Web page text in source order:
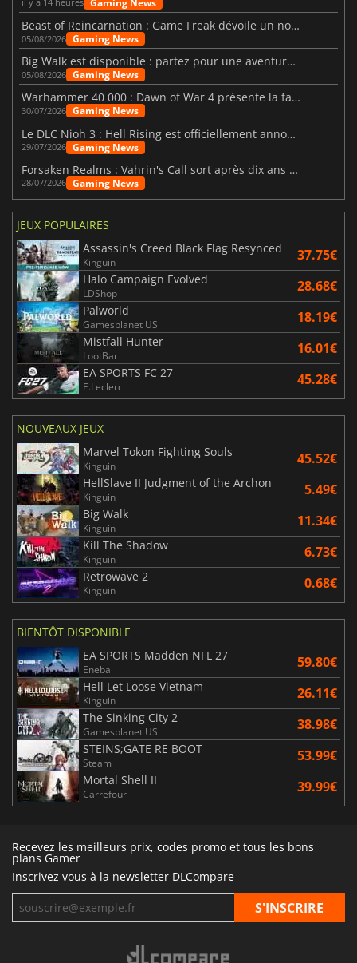
Beast of Reincarnation : Game Freak dévoile un nouveau pari
05/08/2026 Gaming News
Big Walk est disponible : partez pour une aventure entre amis
05/08/2026 Gaming News
Warhammer 40 000 : Dawn of War 4 présente la faction des Nécrons
30/07/2026 Gaming News
Le DLC Nioh 3 : Hell Rising est officiellement annoncé
29/07/2026 Gaming News
Forsaken Realms : Vahrin's Call sort après dix ans de développement
28/07/2026 Gaming News
JEUX POPULAIRES
Assassin's Creed Black Flag Resynced
Kinguin 37.75€
Halo Campaign Evolved
LDShop 28.68€
Palworld
Gamesplanet US 18.19€
Mistfall Hunter
LootBar 16.01€
EA SPORTS FC 27
E.Leclerc 45.28€
NOUVEAUX JEUX
Marvel Tokon Fighting Souls
Kinguin 45.52€
HellSlave II Judgment of the Archon
Kinguin 5.49€
Big Walk
Kinguin 11.34€
Kill The Shadow
Kinguin 6.73€
Retrowave 2
Kinguin 0.68€
BIENTÔT DISPONIBLE
EA SPORTS Madden NFL 27
Eneba 59.80€
Hell Let Loose Vietnam
Kinguin 26.11€
The Sinking City 2
Gamesplanet US 38.98€
STEINS;GATE RE BOOT
Steam 53.99€
Mortal Shell II
Carrefour 39.99€
Recevez les meilleurs prix, codes promo et tous les bons
plans Gamer
Inscrivez vous à la newsletter DLCompare